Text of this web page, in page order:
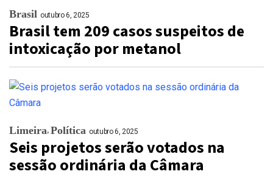
Brasil outubro 6, 2025
Brasil tem 209 casos suspeitos de
intoxicação por metanol
Limeira Política outubro 6, 2025
Seis projetos serão votados na
sessão ordinária da Câmara